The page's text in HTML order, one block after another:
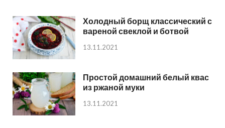
Холодный борщ классический с
вареной свеклой и ботвой
13.11.2021
Простой домашний белый квас
из ржаной муки
13.11.2021